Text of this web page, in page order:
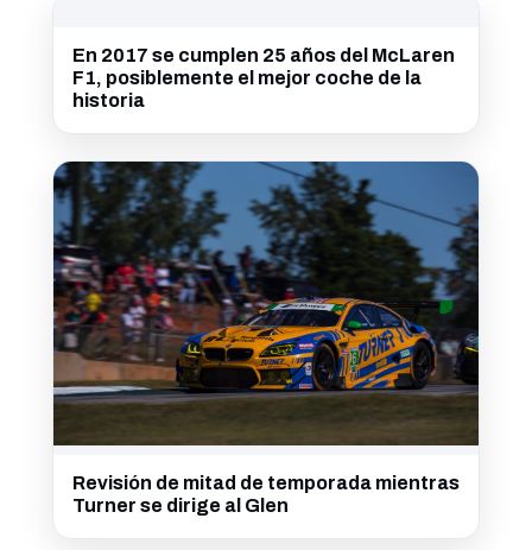
En 2017 se cumplen 25 años del McLaren
F1, posiblemente el mejor coche de la
historia
Revisión de mitad de temporada mientras
Turner se dirige al Glen